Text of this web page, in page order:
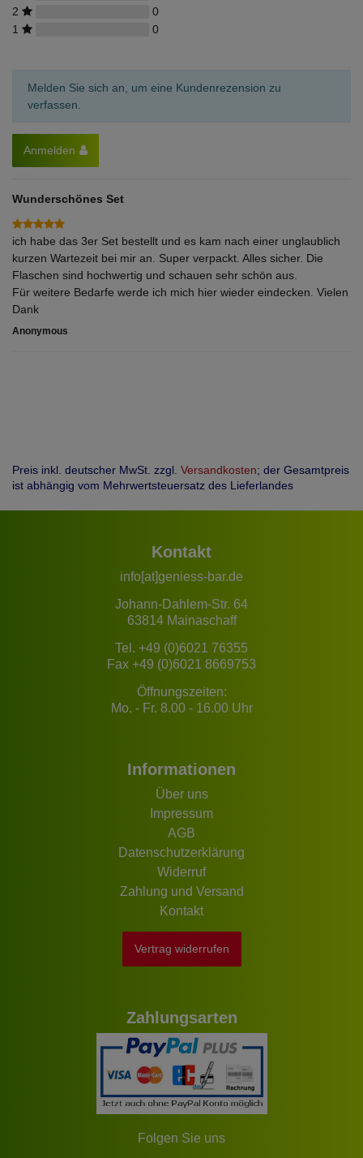
2
0
1
0
Melden Sie sich an, um eine Kundenrezension zu
verfassen.
Anmelden
Wunderschönes Set
ich habe das 3er Set bestellt und es kam nach einer unglaublich
kurzen Wartezeit bei mir an. Super verpackt. Alles sicher. Die
Flaschen sind hochwertig und schauen sehr schön aus.
Für weitere Bedarfe werde ich mich hier wieder eindecken. Vielen
Dank
Anonymous
Preis inkl. deutscher MwSt. zzgl. Versandkosten; der Gesamtpreis
ist abhängig vom Mehrwertsteuersatz des Lieferlandes
Kontakt
info[at]geniess-bar.de
Johann-Dahlem-Str. 64
63814 Mainaschaff
Tel. +49 (0)6021 76355
Fax +49 (0)6021 8669753
Öffnungszeiten:
Mo. - Fr. 8.00 - 16.00 Uhr
Informationen
Über uns
Impressum
AGB
Datenschutzerklärung
Widerruf
Zahlung und Versand
Kontakt
Vertrag widerrufen
Zahlungsarten
Folgen Sie uns